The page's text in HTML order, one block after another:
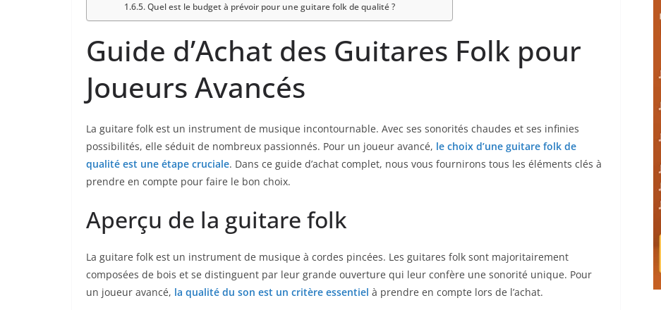
Quel est le ​budget à prévoir pour​ une guitare folk de qualité ‌?
Guide ‍d’Achat⁤ des ‍Guitares Folk⁢ pour
⁤Joueurs Avancés
La guitare⁢ folk⁤ est un instrument de musique incontournable. Avec ses sonorités ⁢chaudes et ses infinies
possibilités, elle séduit de nombreux passionnés. Pour un joueur avancé, le choix d’une guitare folk de
qualité ‍est une étape cruciale. Dans ce⁣ guide d’achat complet, nous vous fournirons tous⁤ les éléments clés à
prendre en compte pour faire ⁤le bon choix.
Aperçu de la guitare folk
La guitare folk est un instrument⁤ de musique à cordes pincées. Les guitares folk sont majoritairement
⁢composées de ⁢bois​ et se distinguent​ par ‍leur grande​ ouverture qui leur ⁣confère une⁤ sonorité unique. Pour
un joueur avancé, ‌ la qualité du son est un critère essentiel ‌ à ​prendre en compte lors de l’achat.